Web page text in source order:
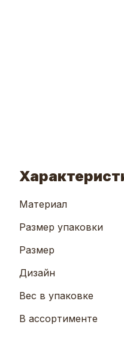
Материал
Размер упаковки
Размер
Дизайн
Вес в упаковке
В ассортименте